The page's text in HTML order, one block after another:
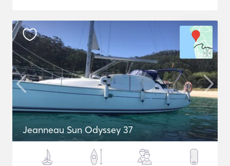
Jeanneau Sun Odyssey 37